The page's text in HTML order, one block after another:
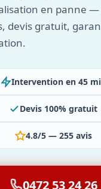
en panne
devis gratuit,
Intervention en 45
Devis 100% gratuit
4.8/5 — 255 avis
0472 53 24 26